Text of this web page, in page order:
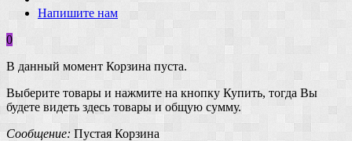
Напишите нам
0
В данный момент Корзина пуста.
Выберите товары и нажмите на кнопку Купить, тогда Вы
будете видеть здесь товары и общую сумму.
Сообщение: Пустая Корзина